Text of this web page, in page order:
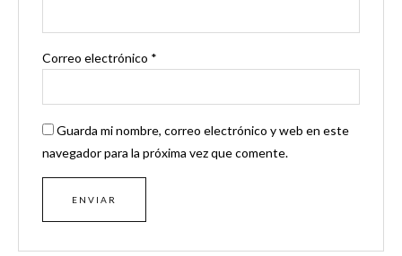
Correo electrónico *
Guarda mi nombre, correo electrónico y web en este
navegador para la próxima vez que comente.